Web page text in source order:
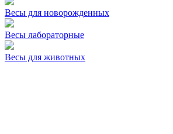
Весы для новорожденных
Весы лабораторные
Весы для животных